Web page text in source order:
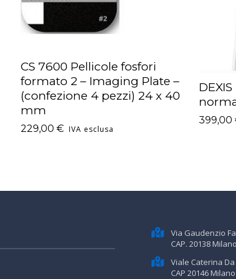
AGGIUNGI AL CARRELLO
CS 7600 Pellicole fosfori
formato 2 – Imaging Plate –
(confezione 4 pezzi) 24 x 40
mm
229,00 € IVA esclusa
399,00
Via Gaudenzio
CAP. 20138
Viale Caterina Da
CAP 20146 Milano